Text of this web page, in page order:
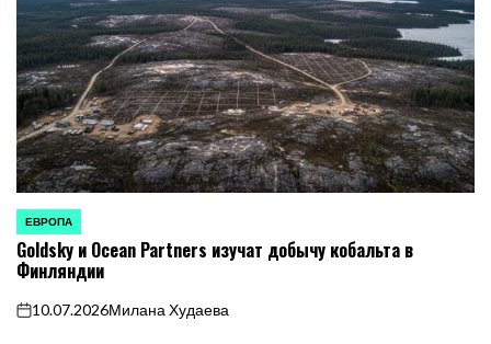
ОПУБЛИКОВАНО
В
ЕВРОПА
Goldsky и Ocean Partners изучат добычу кобальта в
Финляндии
on
10.07.2026Милана Худаева